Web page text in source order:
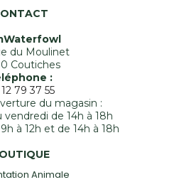
du Moulinet
Coutiches
:
79 37 55
du magasin :
de 14h à 18h
à 12h et de 14h à 18h
Animale